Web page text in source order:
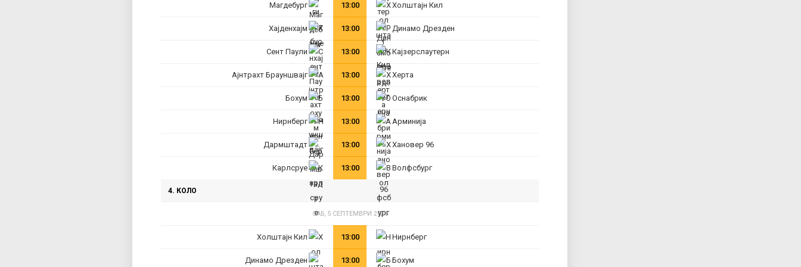
Магдебург 13:00 Холштајн Кил
Хајденхајм 13:00 Динамо Дрезден
Сент Паули 13:00 Кајзерслаутерн
Ајнтрахт Брауншвајг 13:00 Херта
Бохум 13:00 Оснабрик
Нирнберг 13:00 Арминија
Дармштадт 13:00 Хановер 96
Карлсруе 13:00 Волфсбург
4. КОЛО
САБ, 5 СЕПТЕМВРИ 2026
Холштајн Кил 13:00 Нирнберг
Динамо Дрезден 13:00 Бохум